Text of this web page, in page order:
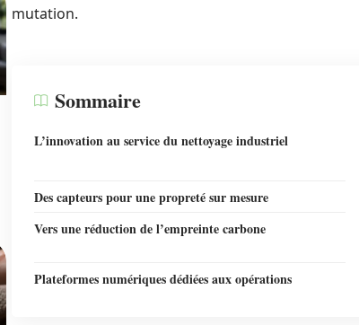
mutation.
Sommaire
L’innovation au service du nettoyage industriel
Des capteurs pour une propreté sur mesure
Vers une réduction de l’empreinte carbone
Plateformes numériques dédiées aux opérations